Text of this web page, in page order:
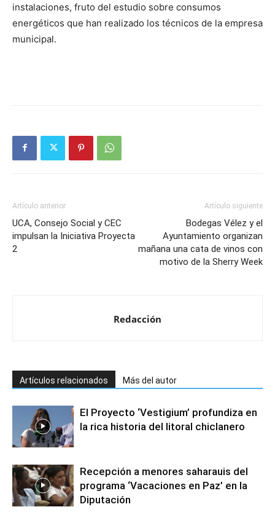
instalaciones, fruto del estudio sobre consumos
energéticos que han realizado los técnicos de la empresa
municipal.
Artículo anterior
UCA, Consejo Social y CEC
impulsan la Iniciativa Proyecta
2
Artículo siguiente
Bodegas Vélez y el
Ayuntamiento organizan
mañana una cata de vinos con
motivo de la Sherry Week
Redacción
Artículos relacionados Más del autor
El Proyecto ‘Vestigium’ profundiza en
la rica historia del litoral chiclanero
Recepción a menores saharauis del
programa ‘Vacaciones en Paz’ en la
Diputación